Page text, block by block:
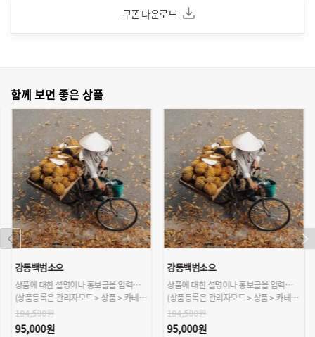
쿠폰 다운로드
함께 보면 좋은 상품
강동백범소으
상품에 대한 설명이나 홍보글을 입력해주세요.
(상품등록은 관리자모드 > 상품 > 카테고리/상품관리 > 상품등록 가능)
104,500원
95,000원
강동백범소으
상품에 대한 설명이나 홍보글을 입력해주세요.
(상품등록은 관리자모드 > 상품 > 카테고리/상품관리 > 상품등록 가능)
104,500원
95,000원